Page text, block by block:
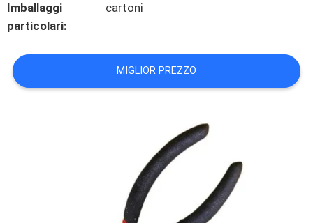
CONTATTACI
NOTIZIE
Imballaggi
particolari:
cartoni
MIGLIOR PREZZO